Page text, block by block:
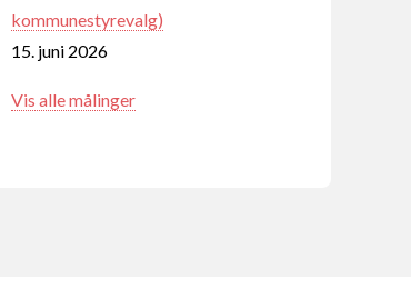
kommunestyrevalg)
15. juni 2026
Vis alle målinger